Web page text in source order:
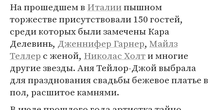
На прошедшем в Италиипышном
торжестве присутствовали 150 гостей,
среди которых были замечены Кара
Делевинь, Дженнифер Гарнер, Майлз
Теллер с женой, Николас Холти многие
другие звезды. Аня Тейлор-Джой выбрала
для празднования свадьбы бежевое платье в
пол, расшитое камнями.